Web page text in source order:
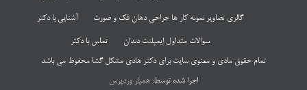
گالری تصاویر نمونه کار ها جراحی دهان فک و صورت آشنایی با دکتر
سوالات متداول ایمپلنت دندان تماس با دکتر
تمام حقوق مادی و معنوی سایت برای دکتر هادی مشکل گشا محفوظ می باشد
اجرا شده توسط: همیار وردپرس